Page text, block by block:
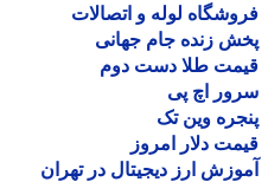
لوله و اتصالات
زنده جام جهانی
طلا دست دوم
اچ پی
وین تک
دلار امروز
ارز دیجیتال در تهران